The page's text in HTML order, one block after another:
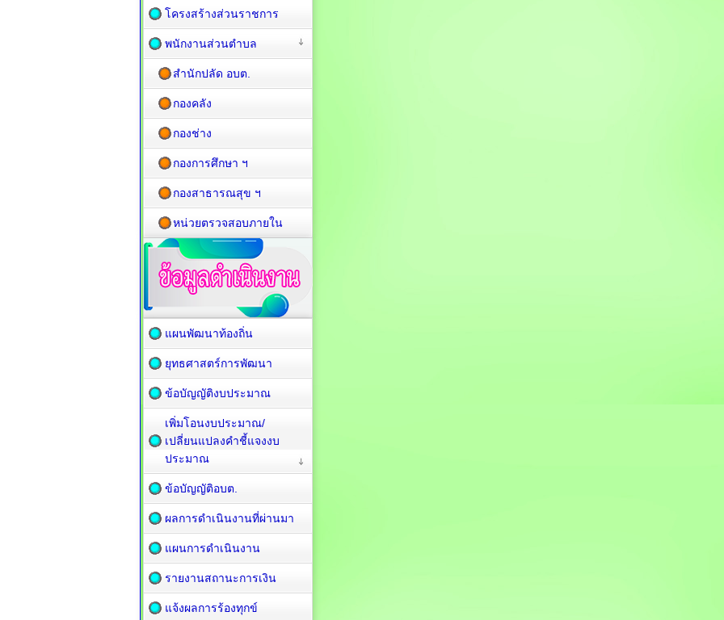
โครงสร้างส่วนราชการ
พนักงานส่วนตำบล
สำนักปลัด อบต.
กองคลัง
กองช่าง
กองการศึกษา ฯ
กองสาธารณสุข ฯ
หน่วยตรวจสอบภายใน
แผนพัฒนาท้องถิ่น
ยุทธศาสตร์การพัฒนา
ข้อบัญญัติงบประมาณ
เพิ่มโอนงบประมาณ/
เปลี่ยนแปลงคำชี้แจงงบ
ประมาณ
ข้อบัญญัติอบต.
ผลการดำเนินงานที่ผ่านมา
แผนการดำเนินงาน
รายงานสถานะการเงิน
แจ้งผลการร้องทุกข์